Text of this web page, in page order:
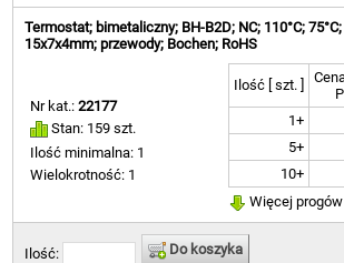
Termostat; bimetaliczny; BH-B2D; NC; 110°C;
15x7x4mm; przewody; Bochen; RoHS
Nr kat.:22177
Stan: 159 szt.
Ilość minimalna: 1
Wielokrotność: 1
Ilość [ szt. ]
1+
5+
10+
Więcej progów
Ilość: Do koszyka